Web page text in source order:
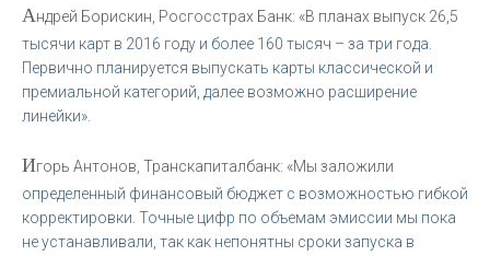
Андрей Борискин, Росгосстрах Банк: «В планах выпуск 26,5
тысячи карт в 2016 году и более 160 тысяч – за три года.
Первично планируется выпускать карты классической и
премиальной категорий, далее возможно расширение
линейки».
Игорь Антонов, Транскапиталбанк: «Мы заложили
определенный финансовый бюджет с возможностью гибкой
корректировки. Точные цифр по объемам эмиссии мы пока
не устанавливали, так как непонятны сроки запуска в